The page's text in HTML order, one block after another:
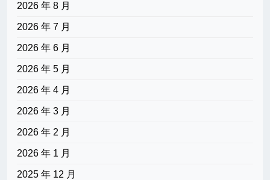
2026 年 8 月
2026 年 7 月
2026 年 6 月
2026 年 5 月
2026 年 4 月
2026 年 3 月
2026 年 2 月
2026 年 1 月
2025 年 12 月